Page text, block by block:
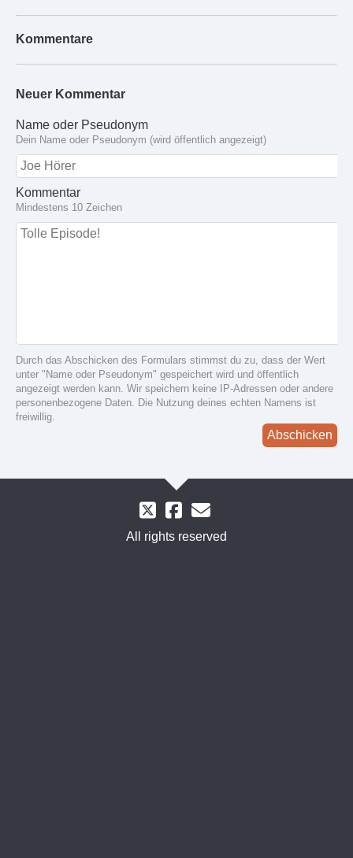
Kommentare
Neuer Kommentar
Name oder Pseudonym
Dein Name oder Pseudonym (wird öffentlich angezeigt)
Kommentar
Mindestens 10 Zeichen
Durch das Abschicken des Formulars stimmst du zu, dass der Wert
unter "Name oder Pseudonym" gespeichert wird und öffentlich
angezeigt werden kann. Wir speichern keine IP-Adressen oder andere
personenbezogene Daten. Die Nutzung deines echten Namens ist
freiwillig.
Abschicken
All rights reserved